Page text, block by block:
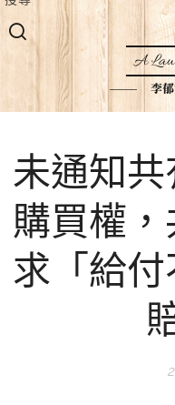
A
李
未通知
購買權
求「給